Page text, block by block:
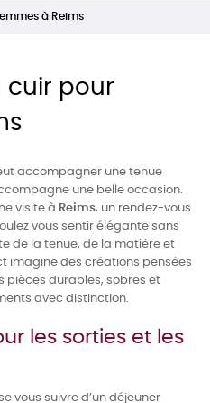
à Reims
cuir pour
accompagner une tenue
une belle occasion.
visite à Reims, un rendez-vous
vous sentir élégante sans
de la tenue, de la matière et
imagine des créations pensées
pièces durables, sobres et
avec distinction.
les sorties et les
vous suivre d’un déjeuner